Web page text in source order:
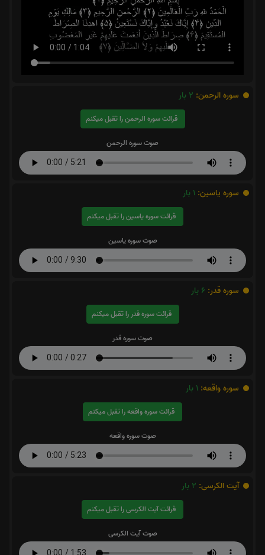
سوره الرحمن: 2 بار
قرائت سوره الرحمن را تقبل میکنم
صوت سوره الرحمن
سوره یاسین: 1 بار
قرائت سوره یاسین را تقبل میکنم
صوت سوره یاسین
سوره قدر: 6 بار
قرائت سوره قدر را تقبل میکنم
صوت سوره قدر
سوره واقعه: 1 بار
قرائت سوره واقعه را تقبل میکنم
صوت سوره واقعه
آیت الکرسی: 2 بار
قرائت آیت الکرسی را تقبل میکنم
صوت آیت الکرسی